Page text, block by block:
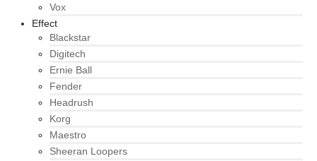
Vox
Effect
Blackstar
Digitech
Ernie Ball
Fender
Headrush
Korg
Maestro
Sheeran Loopers